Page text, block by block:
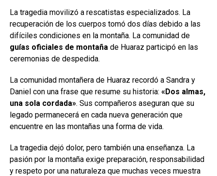
La tragedia movilizó a rescatistas especializados. La
recuperación de los cuerpos tomó dos días debido a las
difíciles condiciones en la montaña. La comunidad de
guías oficiales de montaña de Huaraz participó en las
ceremonias de despedida.
La comunidad montañera de Huaraz recordó a Sandra y
Daniel con una frase que resume su historia: «Dos almas,
una sola cordada». Sus compañeros aseguran que su
legado permanecerá en cada nueva generación que
encuentre en las montañas una forma de vida.
La tragedia dejó dolor, pero también una enseñanza. La
pasión por la montaña exige preparación, responsabilidad
y respeto por una naturaleza que muchas veces muestra